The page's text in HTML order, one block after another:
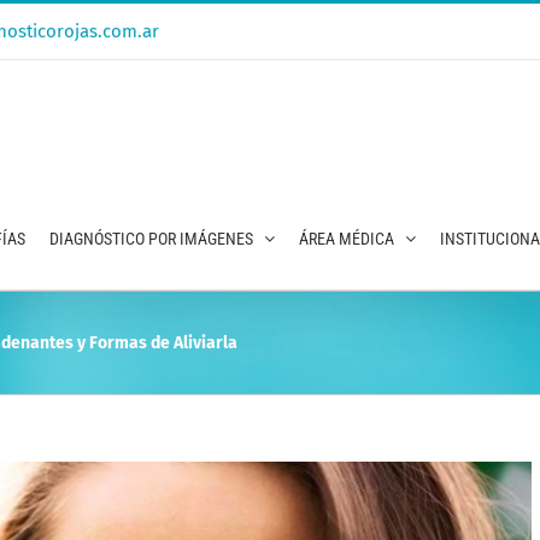
DIAGNÓSTICO POR IMÁGENES ÁREA MÉDICA
y Formas de Aliviarla